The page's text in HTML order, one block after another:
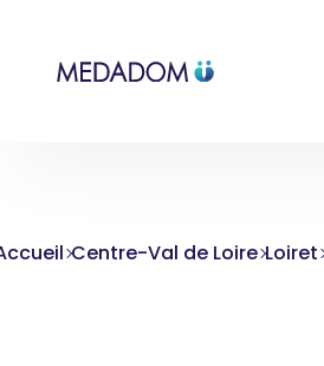
Centre-Val de Loire Loiret